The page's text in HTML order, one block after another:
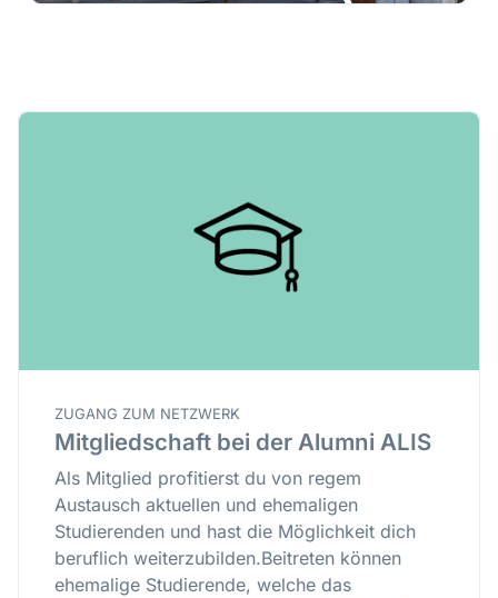
ZUGANG ZUM NETZWERK
Mitgliedschaft bei der Alumni ALIS
Als Mitglied profitierst du von regem
Austausch aktuellen und ehemaligen
Studierenden und hast die Möglichkeit dich
beruflich weiterzubilden.Beitreten können
ehemalige Studierende, welche das